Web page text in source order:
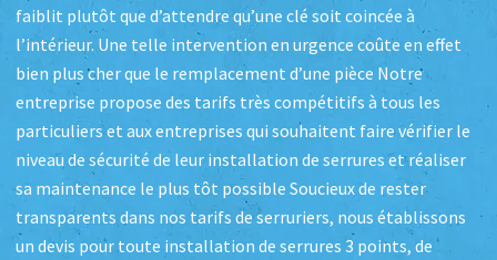
faiblit plutôt que d’attendre qu’une clé soit coincée à
l’intérieur. Une telle intervention en urgence coûte en effet
bien plus cher que le remplacement d’une pièce Notre
entreprise propose des tarifs très compétitifs à tous les
particuliers et aux entreprises qui souhaitent faire vérifier le
niveau de sécurité de leur installation de serrures et réaliser
sa maintenance le plus tôt possible Soucieux de rester
transparents dans nos tarifs de serruriers, nous établissons
un devis pour toute installation de serrures 3 points, de